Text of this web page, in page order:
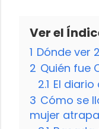
Ver el
1 Dónde ver
2 Quién fue
2.1 El
3 Cómo se
mujer